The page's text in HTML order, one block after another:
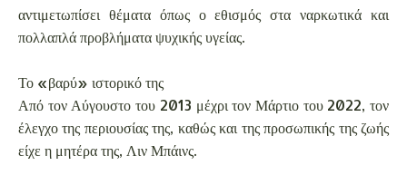
αντιμετωπίσει θέματα όπως ο εθισμός στα ναρκωτικά και
πολλαπλά προβλήματα ψυχικής υγείας.
Το «βαρύ» ιστορικό της
Από τον Αύγουστο του 2013 μέχρι τον Μάρτιο του 2022, τον
έλεγχο της περιουσίας της, καθώς και της προσωπικής της ζωής
είχε η μητέρα της, Λιν Μπάινς.